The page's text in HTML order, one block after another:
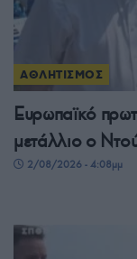
ΑΘΛΗΤΙΣΜΟΣ
Ευρωπαϊκό
μετάλλιο ο
2/08/2026 - 4:08μμ